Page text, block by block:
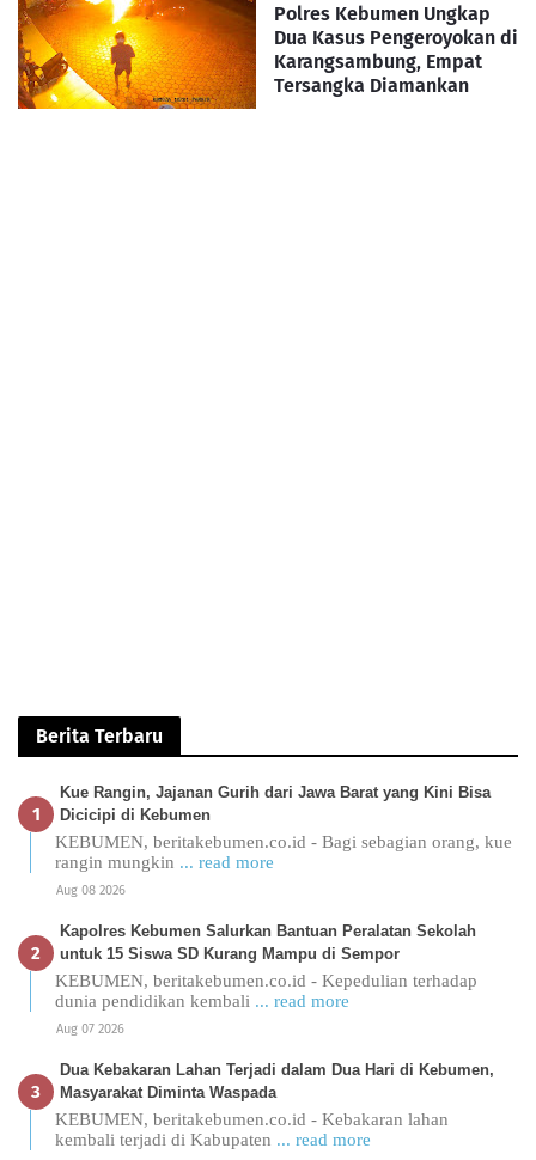
Polres Kebumen Ungkap
Dua Kasus Pengeroyokan di
Karangsambung, Empat
Tersangka Diamankan
Berita Terbaru
Kue Rangin, Jajanan Gurih dari Jawa Barat yang Kini Bisa
Dicicipi di Kebumen
KEBUMEN, beritakebumen.co.id - Bagi sebagian orang, kue
rangin mungkin ... read more
Aug 08 2026
Kapolres Kebumen Salurkan Bantuan Peralatan Sekolah
untuk 15 Siswa SD Kurang Mampu di Sempor
KEBUMEN, beritakebumen.co.id - Kepedulian terhadap
dunia pendidikan kembali ... read more
Aug 07 2026
Dua Kebakaran Lahan Terjadi dalam Dua Hari di Kebumen,
Masyarakat Diminta Waspada
KEBUMEN, beritakebumen.co.id - Kebakaran lahan
kembali terjadi di Kabupaten ... read more